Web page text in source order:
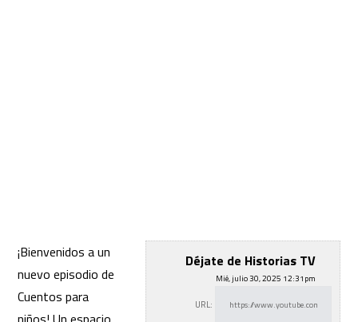
Déjate de Historias TV
Mié, julio 30, 2025 12:31pm
URL:
¡Bienvenidos a un
nuevo episodio de
Cuentos para